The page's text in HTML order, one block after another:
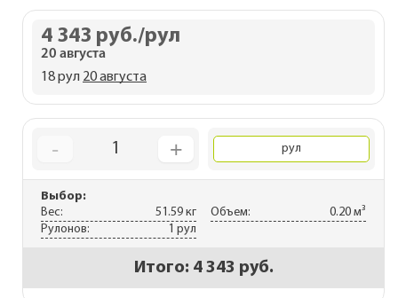
4 343 руб./рул
20 августа
18 рул 20 августа
- 1 + рул
Выбор:
Вес:
51.59 кг Объем:
0.20 м³
Рулонов:
1 рул
Итого: 4 343 руб.